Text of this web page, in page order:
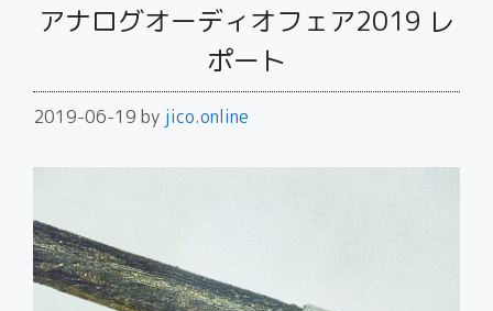
アナログオーディオフェア2019 レ
ポート
2019-06-19 by jico.online